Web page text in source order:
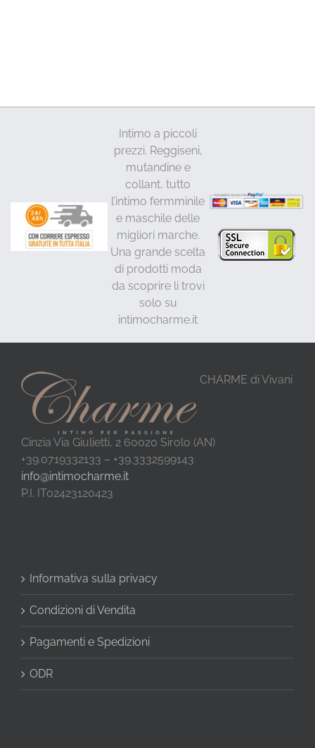
Intimo a piccoli
prezzi. Reggiseni,
mutandine e
collant, tutto
l’intimo fermminile
e maschile delle
migliori marche.
Una grande scelta
di prodotti moda
da scoprire li trovi
solo su
intimocharme.it
CHARME di Vivani
Cinzia Via Giulietti, 2 60020 Sirolo (AN)
+39.0719332133 – +39.3332599143
info@intimocharme.it
P.I. IT02423120423
Informativa sulla privacy
Condizioni di Vendita
Pagamenti e Spedizioni
ODR